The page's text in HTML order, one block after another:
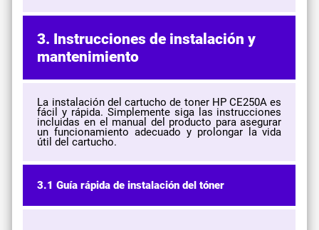
3. Instrucciones de instalación y
mantenimiento
La instalación del cartucho de toner HP CE250A es
fácil y rápida. Simplemente siga las instrucciones
incluidas en el manual del producto para asegurar
un funcionamiento adecuado y prolongar la vida
útil del cartucho.
3.1 Guía rápida de instalación del tóner